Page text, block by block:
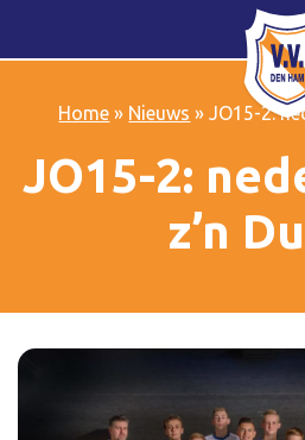
Home » Nieuws »JO15-2:
JO15-2:
z’n